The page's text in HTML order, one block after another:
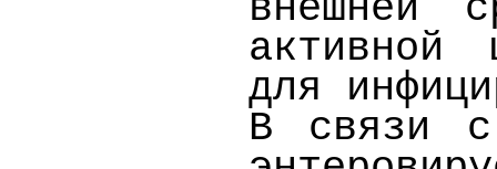
активной
для
В связи с